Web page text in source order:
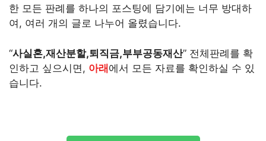
한 모든 판례를 하나의 포스팅에 담기에는 너무 방대하
여, 여러 개의 글로 나누어 올렸습니다.
“사실혼,재산분할,퇴직금,부부공동재산” 전체판례를 확
인하고 싶으시면, 아래에서 모든 자료를 확인하실 수 있
습니다.